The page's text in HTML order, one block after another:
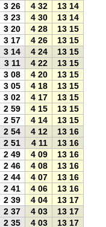
3 26 4 32 13 14
3 23 4 30 13 14
3 20 4 28 13 15
3 17 4 26 13 15
3 14 4 24 13 15
3 11 4 22 13 15
3 08 4 20 13 15
3 05 4 18 13 15
3 02 4 17 13 15
2 59 4 15 13 15
2 57 4 14 13 15
2 54 4 12 13 16
2 51 4 11 13 16
2 49 4 09 13 16
2 46 4 08 13 16
2 44 4 07 13 16
2 41 4 06 13 16
2 39 4 04 13 17
2 37 4 03 13 17
2 35 4 03 13 17